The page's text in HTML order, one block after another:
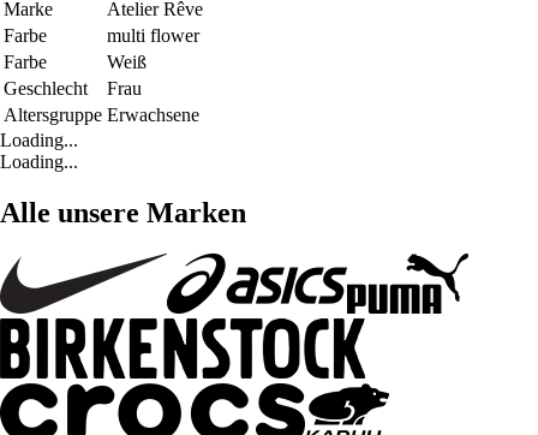
Marke
Atelier Rêve
Farbe
multi flower
Farbe
Weiß
Geschlecht
Frau
Altersgruppe Erwachsene
Loading...
Loading...
Alle unsere Marken